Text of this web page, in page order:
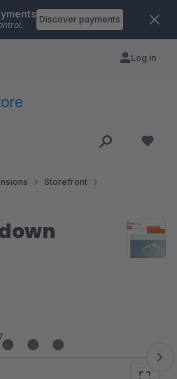
Discover payments
Log in
Storefront